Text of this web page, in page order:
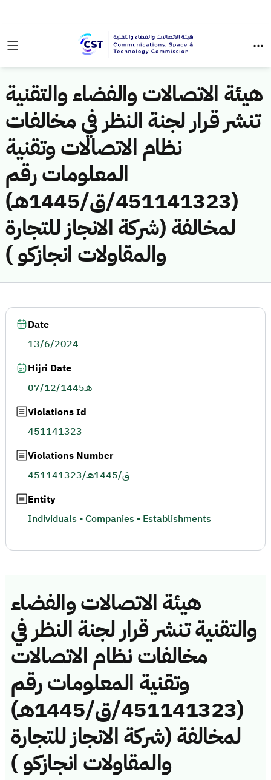
هيئة الاتصالات والفضاء والتقنية
تنشر قرار لجنة النظر في مخالفات
نظام الاتصالات وتقنية
المعلومات رقم
(451141323/ق/1445هـ)
لمخالفة (شركة الانجاز للتجارة
والمقاولات انجازكو )
هيئة الاتصالات والفضاء
والتقنية تنشر قرار لجنة النظر في
مخالفات نظام الاتصالات
وتقنية المعلومات رقم
(451141323/ق/1445هـ)
لمخالفة (شركة الانجاز للتجارة
والمقاولات انجازكو )
Date
13/6/2024
Hijri Date
07/12/1445هـ
Violations Id
451141323
Violations Number
451141323/ق/1445هـ
Entity
Individuals - Companies - Establishments